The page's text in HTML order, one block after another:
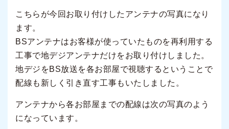
こちらが今回お取り付けしたアンテナの写真になり
ます。
BSアンテナはお客様が使っていたものを再利用する
工事で地デジアンテナだけをお取り付けしました。
地デジをBS放送を各お部屋で視聴するということで
配線も新しく引き直す工事もいたしました。
アンテナから各お部屋までの配線は次の写真のよう
になっています。